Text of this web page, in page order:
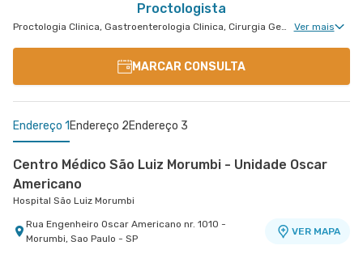
Proctologista
Proctologia Clinica, Gastroenterologia Clinica, Cirurgia Geral, Cirurgia Bariátrica, Cirurgia do Aparelho Digestivo, Cirurgia Robótica do Aparelho Digestivo, Cirurgia Robótica Geral, Cirurgia Oncológica do Aparelho Digestivo Ver mais
MARCAR CONSULTA
Endereço 1 Endereço 2Endereço 3
Centro Médico São Luiz Morumbi - Unidade Oscar
Americano
Hospital São Luiz Morumbi
Rua Engenheiro Oscar Americano nr. 1010 -
Morumbi, Sao Paulo - SP
VER MAPA